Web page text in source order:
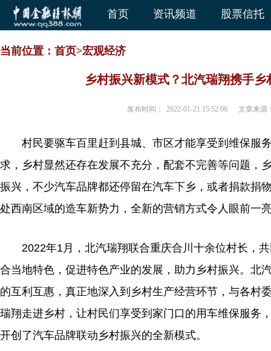
首页 资讯频道 股票信托
当前位置： 首页>宏观经济
乡村振兴新模式？北汽瑞翔携手乡
发布时间： 2022-01-21 15:52:06 文章来源
村民要驱车百里赶到县城、市区才能享受到维保服
求，乡村显然还存在发展不充分，配套不完善等问题，
振兴，不少汽车品牌都还停留在汽车下乡，或者捐款捐
处西南区域的造车新势力，全新的营销方式令人眼前一
2022年1月，北汽瑞翔联合重庆合川十余位村长，
合当地特色，促进特色产业的发展，助力乡村振兴。北
的互利互惠，真正地深入到乡村生产经营环节，与各村
瑞翔走进乡村，让村民们享受到家门口的用车维保服务
开创了汽车品牌联动乡村振兴的全新模式。